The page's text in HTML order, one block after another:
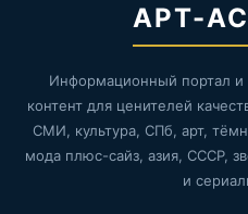
АРТ-
Информационный портал и
контент для ценителей
СМИ, культура, СПб, арт,
мода плюс-сайз, азия, СССР,
и